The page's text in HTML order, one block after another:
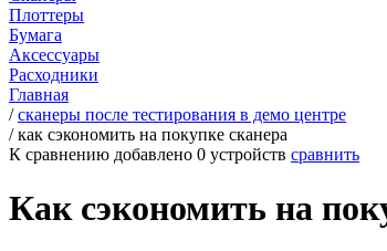
Плоттеры
Бумага
Аксессуары
Расходники
Главная
/сканеры после тестирования в демо центре
/как сэкономить на покупке сканера
К сравнению добавлено 0 устройств сравнить
Как сэкономить на